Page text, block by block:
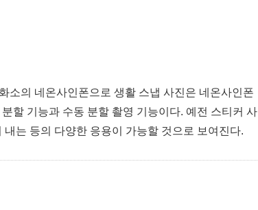
소의 네온사인폰으로 생활 스냅 사진은 네온사인폰
할 기능과 수동 분할 촬영 기능이다. 예전 스티커 사
는 등의 다양한 응용이 가능할 것으로 보여진다.